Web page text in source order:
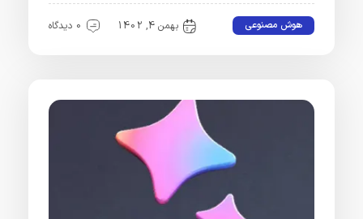
هوش مصنوعی بهمن 4, 1402 0 دیدگاه